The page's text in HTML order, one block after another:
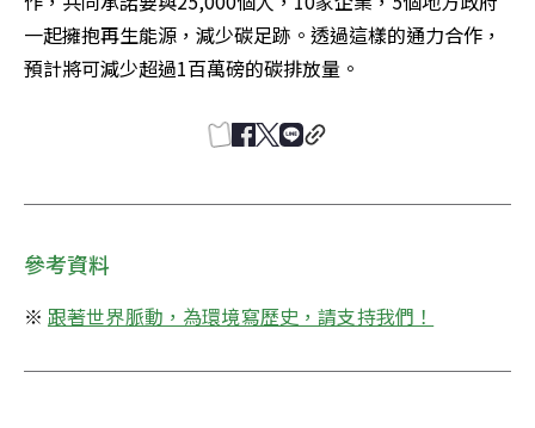
一起擁抱再生能源，減少碳足跡。透過這樣的通力合作，
預計將可減少超過1百萬磅的碳排放量。
參考資料
※ 跟著世界脈動，為環境寫歷史，請支持我們！